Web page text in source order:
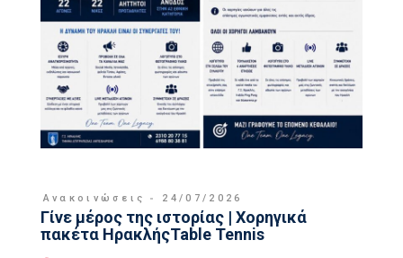
Ανακοινώσεις 24/07/2026
Γίνε μέρος της ιστορίας | Χορηγικά
πακέτα ΗρακλήςTable Tennis